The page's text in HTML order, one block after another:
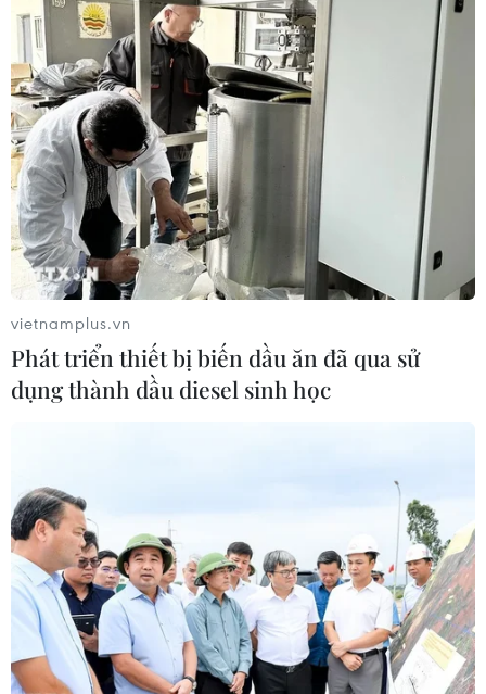
TIN CÙNG CHUYÊN MỤC
Đội tuyển Việt Nam đối đầu Malaysia
tại bán kết ASEAN Cup 2026
08/08/2026 15:53
Chủ sân Azteca lỗ hơn 47 triệu USD vì
World Cup 2026
08/08/2026 06:43
kết
08/08/2026 03:50
Tuyển Việt Nam giành vé vào
bán kết, vì sao ông Kim Sang-sik vẫn
không vui?
08/08/2026 03:37
vietnamplus.vn
Phát triển thiết bị biến dầu ăn đã qua sử
dụng thành dầu diesel sinh học